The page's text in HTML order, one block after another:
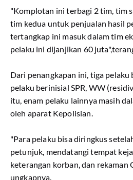
"Komplotan ini terbagi 2 tim, tim
tim kedua untuk penjualan hasil
tertangkap ini masuk dalam tim
pelaku ini dijanjikan 60
Dari penangkapan ini, tiga
pelaku berinisial SPR, WW
itu, enam pelaku lainnya masih
oleh aparat Kepolisian.
"Para pelaku bisa diringkus
petunjuk, mendatangi tempat
keterangan korban, dan rekaman
ungkapnya.